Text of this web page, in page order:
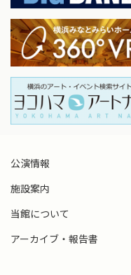
山中惇史（やまなか
東京藝術大学音楽学部
程作曲専攻修了。後に同
奏楽堂日本歌曲コンク
公演情報
施設案内
当館について
アーカイブ・報告書